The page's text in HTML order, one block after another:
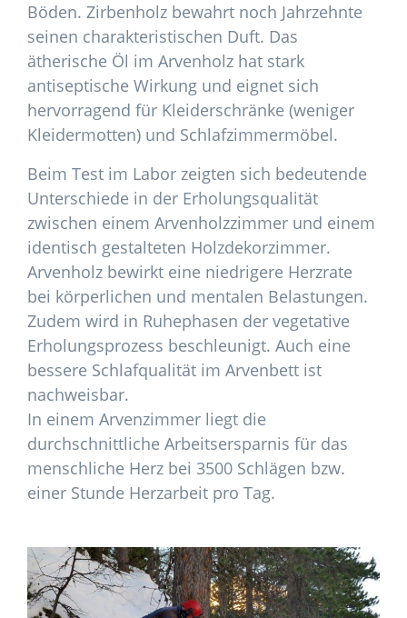
Böden. Zirbenholz bewahrt noch Jahrzehnte
seinen charakteristischen Duft. Das
ätherische Öl im Arvenholz hat stark
antiseptische Wirkung und eignet sich
hervorragend für Kleiderschränke (weniger
Kleidermotten) und Schlafzimmermöbel.
Beim Test im Labor zeigten sich bedeutende
Unterschiede in der Erholungsqualität
zwischen einem Arvenholzzimmer und einem
identisch gestalteten Holzdekorzimmer.
Arvenholz bewirkt eine niedrigere Herzrate
bei körperlichen und mentalen Belastungen.
Zudem wird in Ruhephasen der vegetative
Erholungsprozess beschleunigt. Auch eine
bessere Schlafqualität im Arvenbett ist
nachweisbar.
In einem Arvenzimmer liegt die
durchschnittliche Arbeitsersparnis für das
menschliche Herz bei 3500 Schlägen bzw.
einer Stunde Herzarbeit pro Tag.